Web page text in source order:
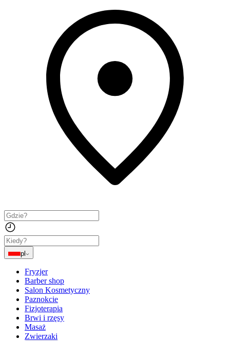
pl
Fryzjer
Barber shop
Salon Kosmetyczny
Paznokcie
Fizjoterapia
Brwi i rzęsy
Masaż
Zwierzaki